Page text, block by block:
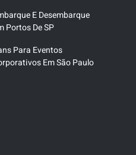
E Desembarque
Portos De SP
Para Eventos
Em São Paulo